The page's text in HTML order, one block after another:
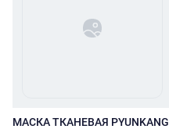
МАСКА ТКАНЕВАЯ PYUNKANG